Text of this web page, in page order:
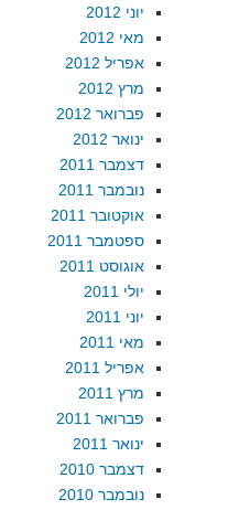
יוני 2012
מאי 2012
אפריל 2012
מרץ 2012
פברואר 2012
ינואר 2012
דצמבר 2011
נובמבר 2011
אוקטובר 2011
ספטמבר 2011
אוגוסט 2011
יולי 2011
יוני 2011
מאי 2011
אפריל 2011
מרץ 2011
פברואר 2011
ינואר 2011
דצמבר 2010
נובמבר 2010